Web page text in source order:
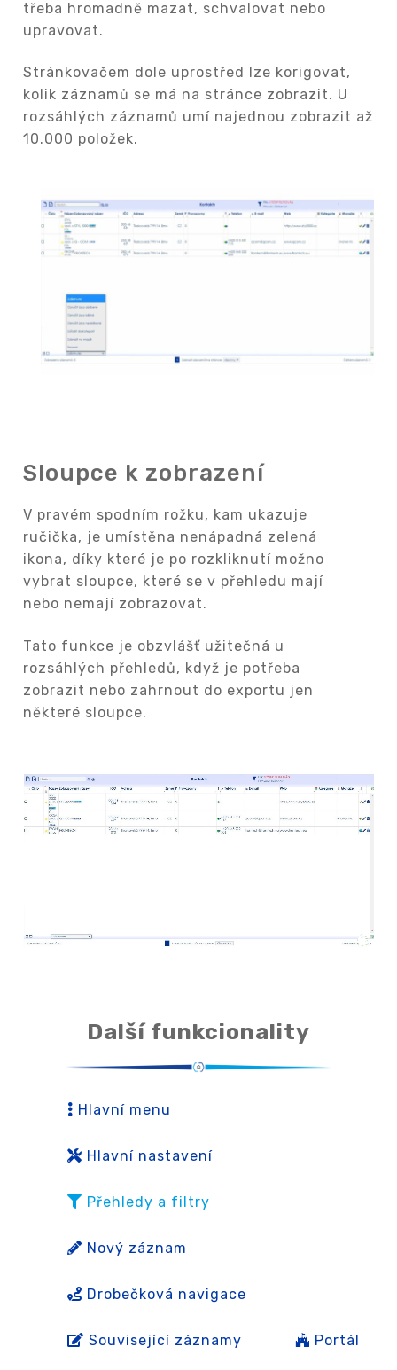
třeba hromadně mazat, schvalovat nebo
upravovat.
Stránkovačem dole uprostřed lze korigovat,
kolik záznamů se má na stránce zobrazit. U
rozsáhlých záznamů umí najednou zobrazit až
10.000 položek.
Sloupce k zobrazení
V pravém spodním rožku, kam ukazuje
ručička, je umístěna nenápadná zelená
ikona, díky které je po rozkliknutí možno
vybrat sloupce, které se v přehledu mají
nebo nemají zobrazovat.
Tato funkce je obzvlášť užitečná u
rozsáhlých přehledů, když je potřeba
zobrazit nebo zahrnout do exportu jen
některé sloupce.
Další funkcionality
Hlavní menu
Hlavní nastavení
Přehledy a filtry
Nový záznam
Drobečková navigace
Související záznamy Portál